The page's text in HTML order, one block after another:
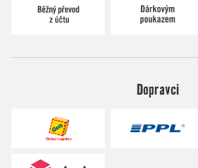
Dopravci